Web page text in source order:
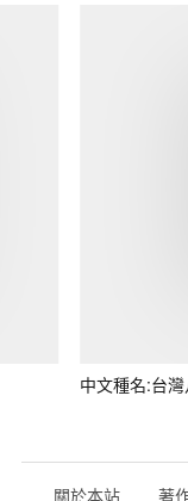
中文種名:台
關於本站 著